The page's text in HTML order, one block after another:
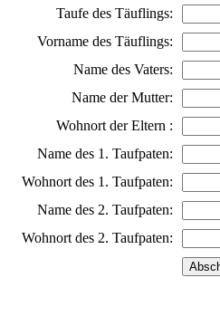
Taufe des Täuflings:
Vorname des Täuflings:
Name des Vaters:
Name der Mutter:
Wohnort der Eltern :
Name des 1. Taufpaten:
Wohnort des 1. Taufpaten:
Name des 2. Taufpaten:
Wohnort des 2. Taufpaten: